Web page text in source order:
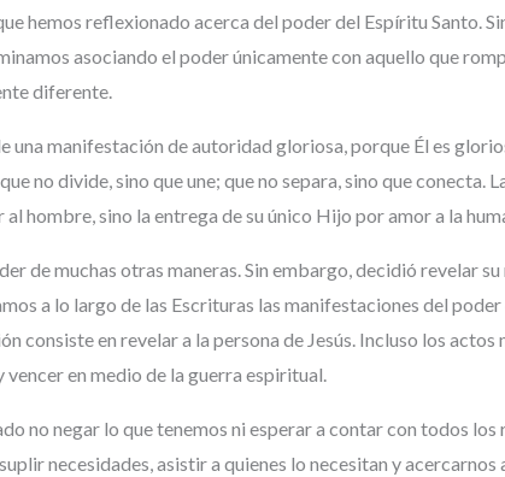
hemos reflexionado acerca del poder del Espíritu Santo.
asociando el poder únicamente con aquello que
diferente.
una manifestación de autoridad gloriosa, porque Él es
no divide, sino que une; que no separa, sino que
hombre, sino la entrega de su único Hijo por amor a la
de muchas otras maneras. Sin embargo, decidió revelar
a lo largo de las Escrituras las manifestaciones del
consiste en revelar a la persona de Jesús. Incluso los
en medio de la guerra espiritual.
no negar lo que tenemos ni esperar a contar con todos
necesidades, asistir a quienes lo necesitan y